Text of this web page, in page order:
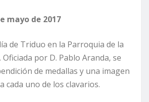
mayo de 2017
de Triduo en la Parroquia de la
Oficiada por D. Pablo Aranda, se
de medallas y una imagen
cada uno de los clavarios.